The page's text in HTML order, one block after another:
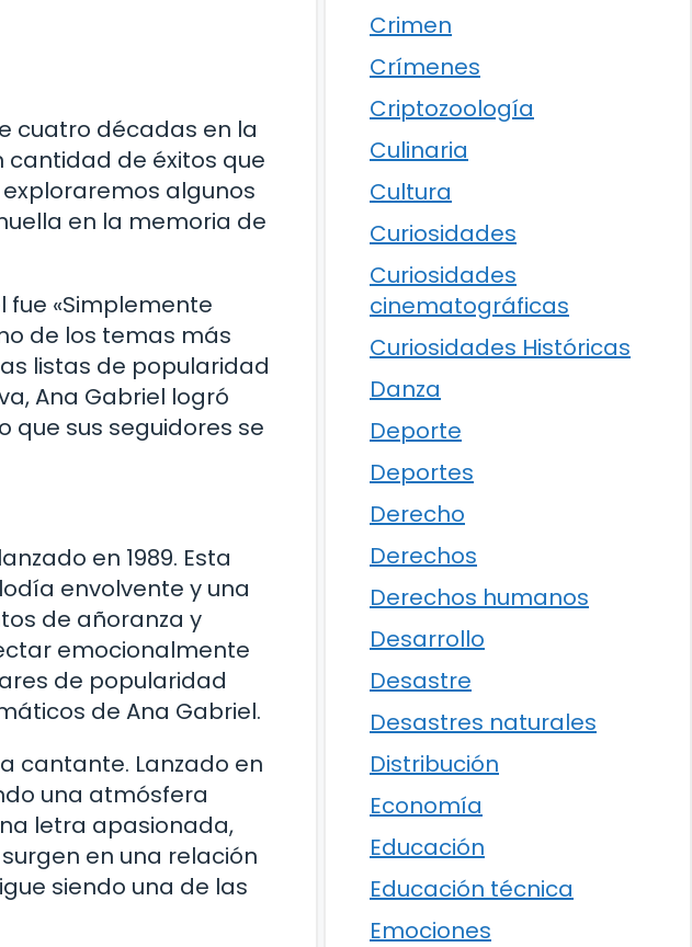
cuatro décadas en la
cantidad de éxitos que
algunos
en la memoria de
fue «Simplemente
de los temas más
listas de popularidad
Ana Gabriel logró
sus seguidores se
en 1989. Esta
envolvente y una
de añoranza y
emocionalmente
de popularidad
de Ana Gabriel.
cantante. Lanzado en
una atmósfera
letra apasionada,
en una relación
siendo una de las
Crimen
Crímenes
Criptozoología
Culinaria
Cultura
Curiosidades
Curiosidades
cinematográficas
Curiosidades Históricas
Danza
Deporte
Deportes
Derecho
Derechos
Derechos humanos
Desarrollo
Desastre
Desastres naturales
Distribución
Economía
Educación
Educación técnica
Emociones